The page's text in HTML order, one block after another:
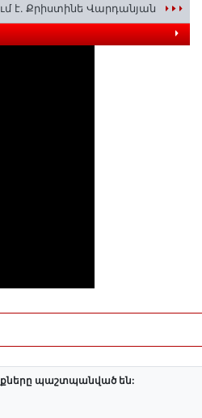
է․ Քրիստինե Վարդանյան
պաշտպանված են: